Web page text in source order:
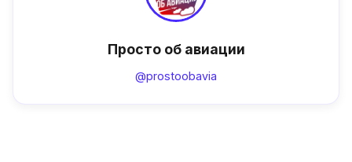
Просто об авиации
@prostoobavia